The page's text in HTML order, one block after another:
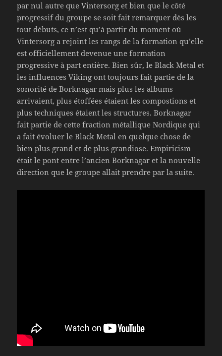
par nul autre que Vintersorg et bien que le côté
progressif du groupe se soit fait remarquer dès les
tout débuts, ce n’est qu’à partir du moment où
Vintersorg a rejoint les rangs de la formation qu’elle
est officiellement devenue une formation
progressive à part entière. Bien sûr, le Black Metal et
les influences Viking ont toujours fait partie de la
sonorité de Borknagar mais plus les albums
arrivaient, plus étoffées étaient les compostions et
plus techniques étaient les structures. Borknagar
fait partie de cette fraction métallique Nordique qui
a fait évoluer le Black Metal en quelque chose de
bien plus grand et de plus grandiose. Empiricism
était le pont entre l’ancien Borknagar et la nouvelle
direction que le groupe allait prendre par la suite.